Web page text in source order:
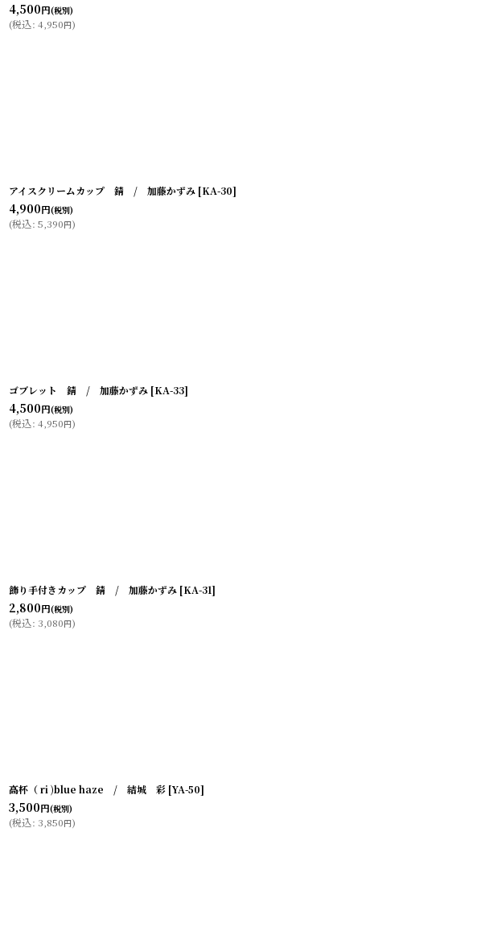
4,500円(税別)
(税込: 4,950円)
アイスクリームカップ 錆 / 加藤かずみ [KA-30]
4,900円(税別)
(税込: 5,390円)
ゴブレット 錆 / 加藤かずみ [KA-33]
4,500円(税別)
(税込: 4,950円)
飾り手付きカップ 錆 / 加藤かずみ [KA-31]
2,800円(税別)
(税込: 3,080円)
高杯（ ri )blue haze / 結城 彩 [YA-50]
3,500円(税別)
(税込: 3,850円)